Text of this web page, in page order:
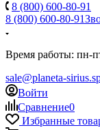
8 (800) 600-80-91
8 (800) 600-80-91
Время работы: пн-
sale@planeta-
Войти
Сравнение0
Избранные